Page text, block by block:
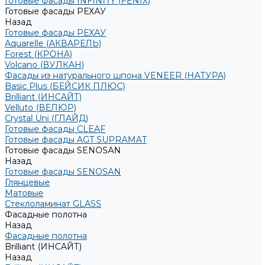
Готовые фасады РЕХАУ
Назад
Готовые фасады РЕХАУ
Aquarelle (АКВАРЕЛЬ)
Forest (КРОНА)
Volcano (ВУЛКАН)
Фасады из натурального шпона VENEER (НАТУРА)
Basic Plus (БЕЙСИК ПЛЮС)
Brilliant (ИНСАЙТ)
Velluto (ВЕЛЮР)
Crystal Uni (ГЛАЙД)
Готовые фасады CLEAF
Готовые фасады AGT SUPRAMAT
Готовые фасады SENOSAN
Назад
Готовые фасады SENOSAN
Глянцевые
Матовые
Стеклоламинат GLASS
Фасадные полотна
Назад
Фасадные полотна
Brilliant (ИНСАЙТ)
Назад